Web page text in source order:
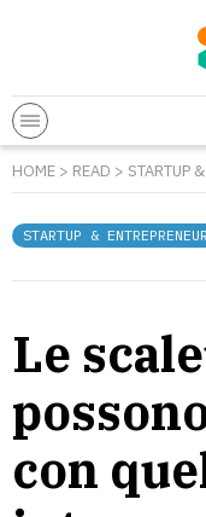
HOME > READ > STARTUP
STARTUP &
Le
con